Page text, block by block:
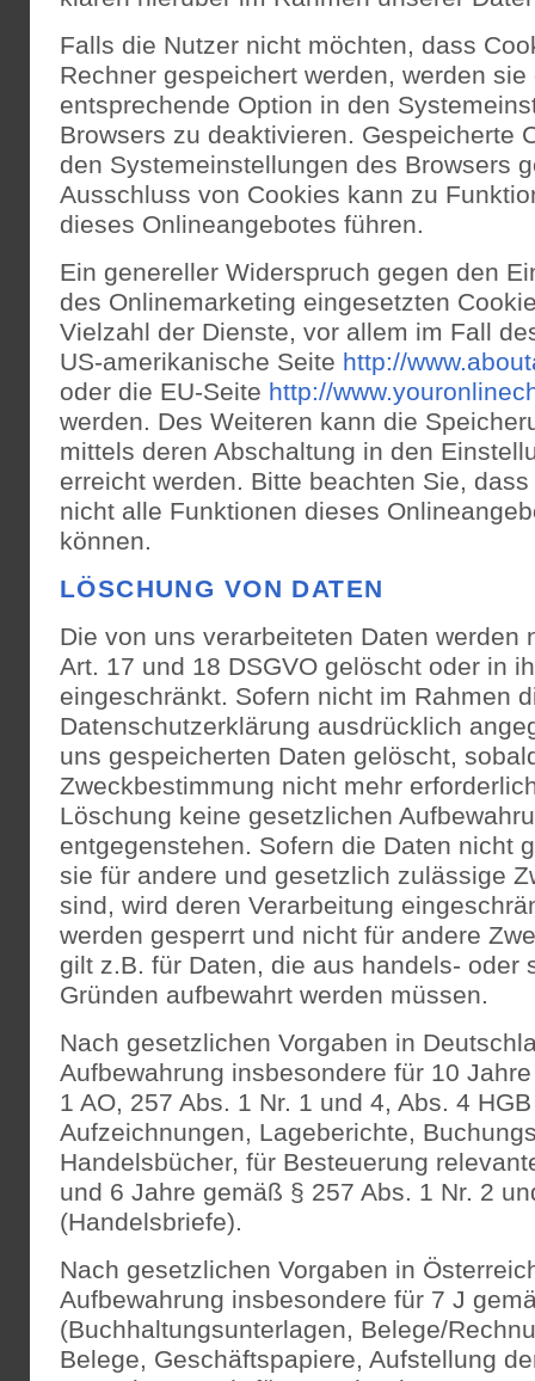
Falls die Nutzer nicht möchten, dass
Rechner gespeichert werden, werden
entsprechende Option in den
Browsers zu deaktivieren. Gespeicherte
den Systemeinstellungen des Browsers
Ausschluss von Cookies kann zu
dieses Onlineangebotes führen.
Ein genereller Widerspruch gegen den
des Onlinemarketing eingesetzten
Vielzahl der Dienste, vor allem im Fall
US-amerikanische Seite http://
oder die EU-Seite http://
werden. Des Weiteren kann die
mittels deren Abschaltung in den
erreicht werden. Bitte beachten Sie,
nicht alle Funktionen dieses
können.
LÖSCHUNG VON DATEN
Die von uns verarbeiteten Daten werden
Art. 17 und 18 DSGVO gelöscht oder in
eingeschränkt. Sofern nicht im Rahmen
Datenschutzerklärung ausdrücklich
uns gespeicherten Daten gelöscht,
Zweckbestimmung nicht mehr
Löschung keine gesetzlichen
entgegenstehen. Sofern die Daten nicht
sie für andere und gesetzlich zulässige
sind, wird deren Verarbeitung
werden gesperrt und nicht für andere
gilt z.B. für Daten, die aus handels- oder
Gründen aufbewahrt werden müssen.
Nach gesetzlichen Vorgaben in
Aufbewahrung insbesondere für 10
1 AO, 257 Abs. 1 Nr. 1 und 4, Abs. 4
Aufzeichnungen, Lageberichte,
Handelsbücher, für Besteuerung
und 6 Jahre gemäß § 257 Abs. 1 Nr. 2
(Handelsbriefe).
Nach gesetzlichen Vorgaben in
Aufbewahrung insbesondere für 7 J
(Buchhaltungsunterlagen, Belege/
Belege, Geschäftspapiere, Aufstellung